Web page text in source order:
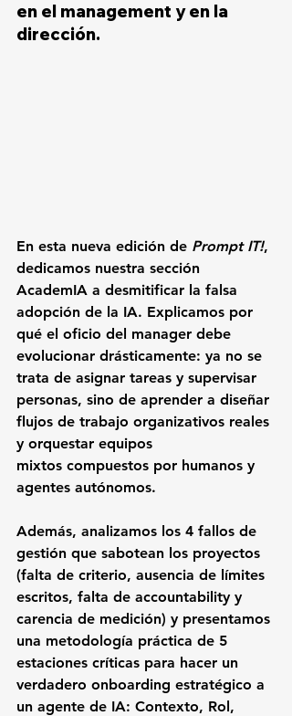
en el management y en la
dirección.
En esta nueva edición de Prompt IT!,
dedicamos nuestra sección
AcademIA a desmitificar la falsa
adopción de la IA. Explicamos por
qué el oficio del manager debe
evolucionar drásticamente: ya no se
trata de asignar tareas y supervisar
personas, sino de aprender a diseñar
flujos de trabajo organizativos reales
y orquestar equipos
mixtos compuestos por humanos y
agentes autónomos.
Además, analizamos los 4 fallos de
gestión que sabotean los proyectos
(falta de criterio, ausencia de límites
escritos, falta de accountability y
carencia de medición) y presentamos
una metodología práctica de 5
estaciones críticas para hacer un
verdadero onboarding estratégico a
un agente de IA: Contexto, Rol,